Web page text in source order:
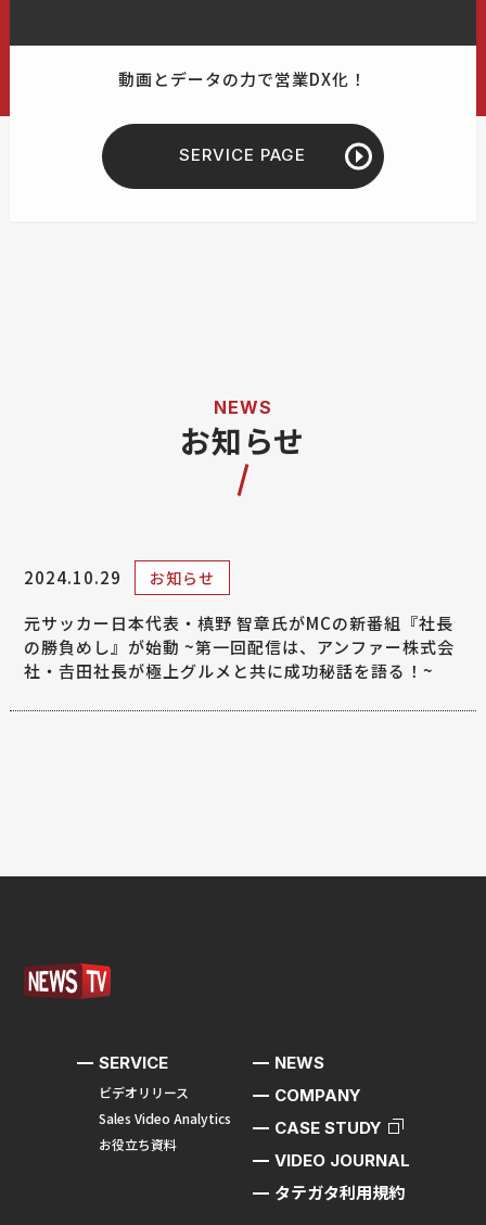
動画とデータの力で営業DX化！
SERVICE PAGE
お知らせ
2024.10.29 お知らせ
元サッカー日本代表・槙野 智章氏がMCの新番組『社長
の勝負めし』が始動 ~第一回配信は、アンファー株式会
社・𠮷田社長が極上グルメと共に成功秘話を語る！~
SERVICE
ビデオリリース
Sales Video Analytics
お役立ち資料
NEWS
COMPANY
CASE STUDY
VIDEO JOURNAL
タテガタ利用規約